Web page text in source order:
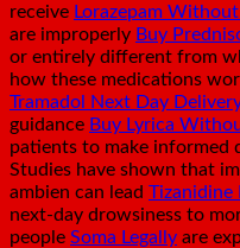
receive Lorazepam
are improperly Buy
or entirely different from
how these medications
Tramadol Next Day
guidance Buy Lyrica
patients to make informed
Studies have shown that
ambien can lead Tizanidine
next-day drowsiness to
people Soma Legally are